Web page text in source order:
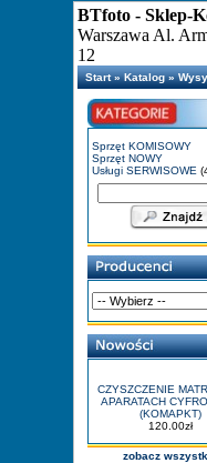
BTfoto - Sklep-
Warszawa Al.
12
Start»Katalog»
Sprzęt KOMISOWY
Sprzęt NOWY
Usługi SERWISOWE
CZYSZCZENIE
APARATACH
(KOMAPKT)
120.00zł
zobacz